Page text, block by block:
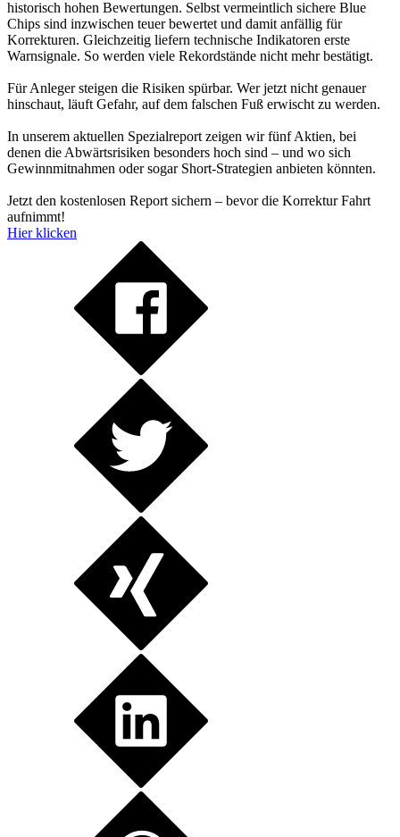
historisch hohen Bewertungen. Selbst vermeintlich sichere Blue
Chips sind inzwischen teuer bewertet und damit anfällig für
Korrekturen. Gleichzeitig liefern technische Indikatoren erste
Warnsignale. So werden viele Rekordstände nicht mehr bestätigt.
Für Anleger steigen die Risiken spürbar. Wer jetzt nicht genauer
hinschaut, läuft Gefahr, auf dem falschen Fuß erwischt zu werden.
In unserem aktuellen Spezialreport zeigen wir fünf Aktien, bei
denen die Abwärtsrisiken besonders hoch sind – und wo sich
Gewinnmitnahmen oder sogar Short-Strategien anbieten könnten.
Jetzt den kostenlosen Report sichern – bevor die Korrektur Fahrt
aufnimmt!
Hier klicken